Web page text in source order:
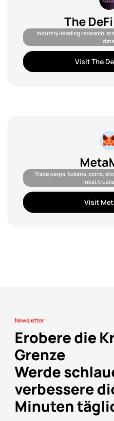
The
Industry-leading research,
data.
Visit The
Trade perps, tokens, coins,
most
Visit
Newsletter
Erobere die
Grenze
Werde
verbessere
Minuten